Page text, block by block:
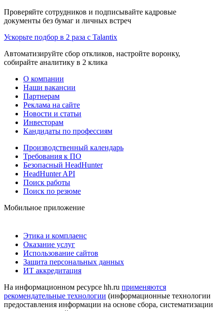
Проверяйте сотрудников и подписывайте кадровые
документы без бумаг и личных встреч
Ускорьте подбор в 2 раза с Talantix
Автоматизируйте сбор откликов, настройте воронку,
собирайте аналитику в 2 клика
О компании
Наши вакансии
Партнерам
Реклама на сайте
Новости и статьи
Инвесторам
Кандидаты по профессиям
Производственный календарь
Требования к ПО
Безопасный HeadHunter
HeadHunter API
Поиск работы
Поиск по резюме
Мобильное приложение
Этика и комплаенс
Оказание услуг
Использование сайтов
Защита персональных данных
ИТ аккредитация
На информационном ресурсе hh.ru применяются
рекомендательные технологии (информационные технологии
предоставления информации на основе сбора, систематизации